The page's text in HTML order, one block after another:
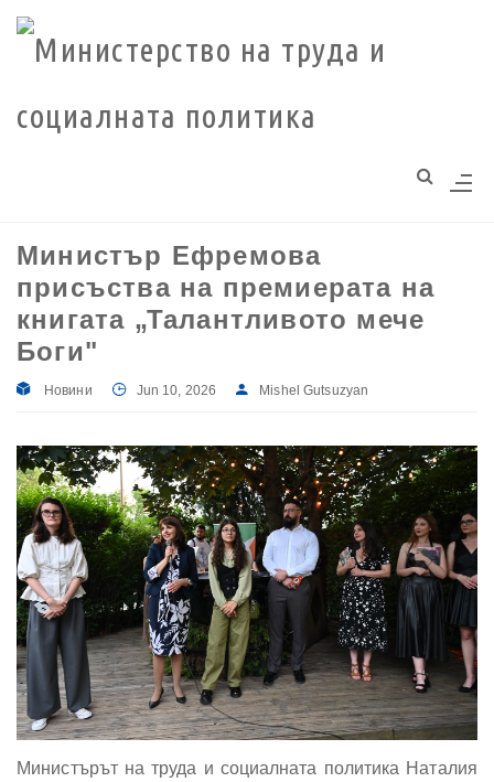
внимание:
достъпност.
Министър Ефремова
присъства на премиерата на
книгата „Талантливото мече
Боги"
Новини Jun 10, 2026 Mishel Gutsuzyan
Министърът на труда и социалната политика Наталия